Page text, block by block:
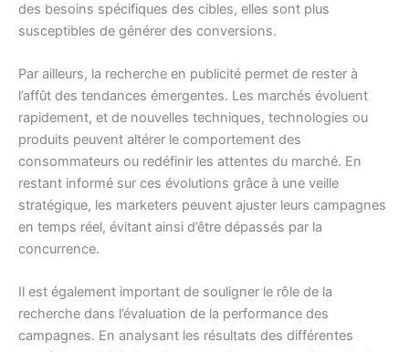
des besoins spécifiques des cibles, elles sont plus
susceptibles de générer des conversions.
Par ailleurs, la recherche en publicité permet de rester à
l’affût des tendances émergentes. Les marchés évoluent
rapidement, et de nouvelles techniques, technologies ou
produits peuvent altérer le comportement des
consommateurs ou redéfinir les attentes du marché. En
restant informé sur ces évolutions grâce à une veille
stratégique, les marketers peuvent ajuster leurs campagnes
en temps réel, évitant ainsi d’être dépassés par la
concurrence.
Il est également important de souligner le rôle de la
recherche dans l’évaluation de la performance des
campagnes. En analysant les résultats des différentes